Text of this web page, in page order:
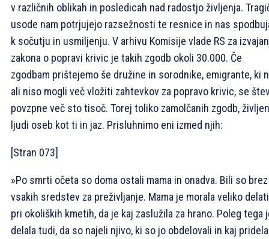
v različnih oblikah in posledicah nad radostjo življenja.
usode nam potrjujejo razsežnosti te resnice in nas
k sočutju in usmiljenju. V arhivu Komisije vlade RS za
zakona o popravi krivic je takih zgodb okoli 30.000. Če
zgodbam prištejemo še družine in sorodnike, emigrante, ki
ali niso mogli več vložiti zahtevkov za popravo krivic, se
povzpne več sto tisoč. Torej toliko zamolčanih zgodb,
ljudi oseb kot ti in jaz. Prisluhnimo eni izmed njih:
[Stran 073]
»Po smrti očeta so doma ostali mama in onadva. Bili so brez
vsakih sredstev za preživljanje. Mama je morala veliko delati
pri okoliških kmetih, da je kaj zaslužila za hrano. Poleg tega
delala tudi, da so najeli njivo, ki so jo obdelovali in kaj